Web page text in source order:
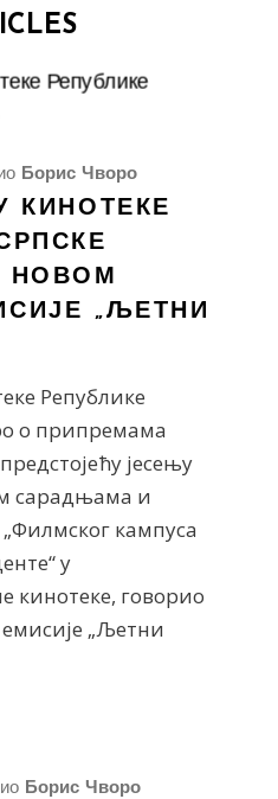
Борис Чворо
КИНОТЕКЕ
НОВОМ
„ЉЕТНИ
Републике
о припремама
јесењу
сарадњама и
кампуса
у
кинотеке, говорио
„Љетни
Борис Чворо